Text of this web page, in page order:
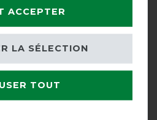
Couvre-reins anti-
couvre-cou amovible
avant 46,95 €
39,90 € *
ACCEPTER
TOUT
LA SÉLECTION